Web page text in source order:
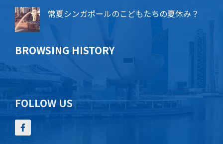
常夏シンガポールのこどもたちの夏休み？
BROWSING HISTORY
FOLLOW US